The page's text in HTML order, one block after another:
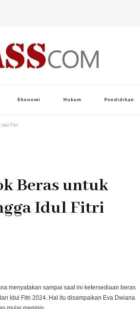
Ekonomi Hukum Pendidikan
Idul Fitri
Beras untuk
Idul Fitri
menyatakan sampai saat ini ketersediaan beras
Idul Fitri 2024. Hal itu disampaikan Eva Dwiana